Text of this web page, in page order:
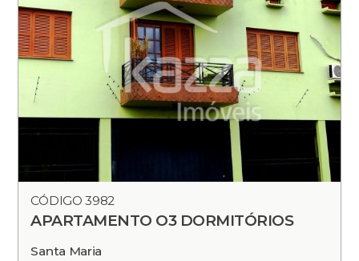
CÓDIGO 3982
APARTAMENTO O3 DORMITÓRIOS
Santa Maria